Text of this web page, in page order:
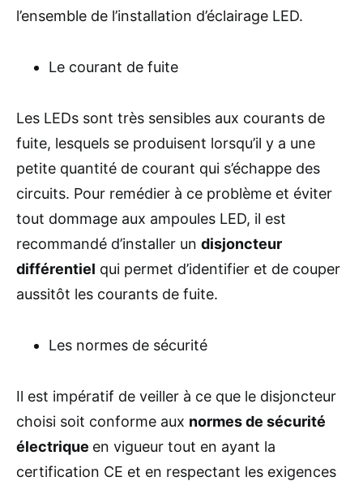
l’ensemble de l’installation d’éclairage LED.
Le courant de fuite
Les LEDs sont très sensibles aux courants de
fuite, lesquels se produisent lorsqu’il y a une
petite quantité de courant qui s’échappe des
circuits. Pour remédier à ce problème et éviter
tout dommage aux ampoules LED, il est
recommandé d’installer un disjoncteur
différentiel qui permet d’identifier et de couper
aussitôt les courants de fuite.
Les normes de sécurité
Il est impératif de veiller à ce que le disjoncteur
choisi soit conforme aux normes de sécurité
électrique en vigueur tout en ayant la
certification CE et en respectant les exigences